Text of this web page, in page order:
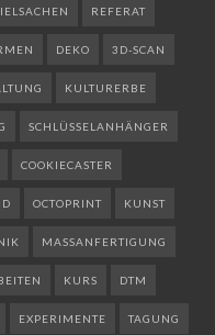
REFERAT
DEKO 3D-SCAN
KULTURERBE
SCHLÜSSELANHÄNGER
COOKIECASTER
OCTOPRINT KUNST
MASSANFERTIGUNG
KURS DTM
EXPERIMENTE TAGUNG